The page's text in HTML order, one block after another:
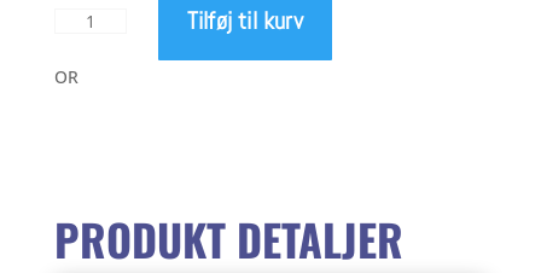
er:
Sram
AXS
antal
Tilføj til kurv
OR
PRODUKT DETALJER